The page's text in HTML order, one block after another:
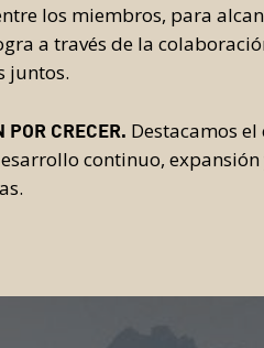
los miembros, para
a través de la
juntos.
POR CRECER. Destacamos
continuo,